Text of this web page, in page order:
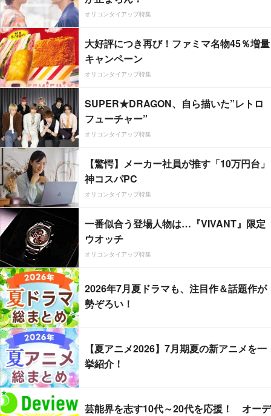
オリコンタイアップ特集
大好評につき再び！ファミマ名物45％増量
キャンペーン
オリコンタイアップ特集
SUPER★DRAGON、自ら描いた”レトロ
フューチャー”
オリコンタイアップ特集
【驚愕】メーカー社員が推す「10万円台」
神コスパPC
オリコンタイアップ特集
一番似合う登場人物は…『VIVANT』限定
ウオッチ
オリコンタイアップ特集
2026年7月夏ドラマも、注目作＆話題作が
勢ぞろい！
【夏アニメ2026】7月期夏の新アニメを一
挙紹介！
芸能界を志す10代～20代を応援！ オーデ